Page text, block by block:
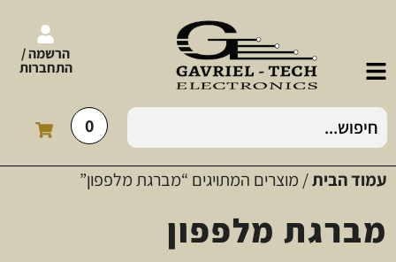
הרשמה /
התחברות
0
עמוד הבית/ מוצרים המתויגים “מברגת מלפפון”
מברגת מלפפון